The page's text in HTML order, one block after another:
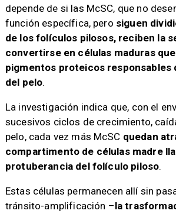
depende de si las McSC, que no
función específica, pero siguen
de los folículos pilosos, reciben la
convertirse en células maduras
pigmentos proteicos responsables
del pelo.
La investigación indica que, con el
sucesivos ciclos de crecimiento,
pelo, cada vez más McSC quedan
compartimento de células madre
protuberancia del folículo piloso.
Estas células permanecen allí sin
tránsito-amplificación –la